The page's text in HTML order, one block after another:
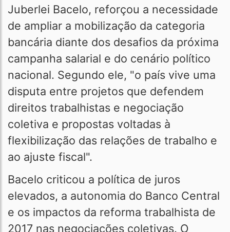
Juberlei Bacelo, reforçou a necessidade
de ampliar a mobilização da categoria
bancária diante dos desafios da próxima
campanha salarial e do cenário político
nacional. Segundo ele, "o país vive uma
disputa entre projetos que defendem
direitos trabalhistas e negociação
coletiva e propostas voltadas à
flexibilização das relações de trabalho e
ao ajuste fiscal".
Bacelo criticou a política de juros
elevados, a autonomia do Banco Central
e os impactos da reforma trabalhista de
2017 nas negociações coletivas. O